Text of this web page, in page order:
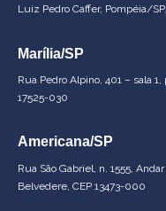
Luiz Pedro Caffer, Pompéia/
Marília/SP
Rua Pedro Alpino, 401 – sala
17525-030
Americana/SP
Rua São Gabriel, n. 1555,
Belvedere, CEP 13473-000